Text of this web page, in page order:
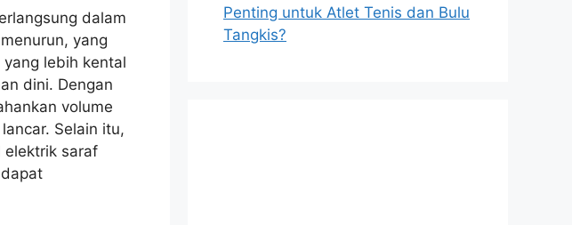
dalam
yang
lebih kental
dini. Dengan
volume
Selain itu,
elektrik saraf
Penting untuk Atlet Tenis dan Bulu
Tangkis?